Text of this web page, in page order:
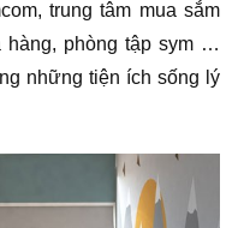
trung tâm mua sắm
hàng, phòng tập sym …
những tiện ích sống lý